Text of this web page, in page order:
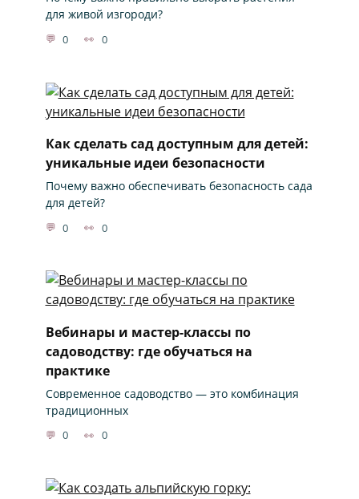
для живой изгороди?
0 0
Как сделать сад доступным для детей:
уникальные идеи безопасности
Почему важно обеспечивать безопасность сада
для детей?
0 0
Вебинары и мастер-классы по
садоводству: где обучаться на
практике
Современное садоводство — это комбинация
традиционных
0 0